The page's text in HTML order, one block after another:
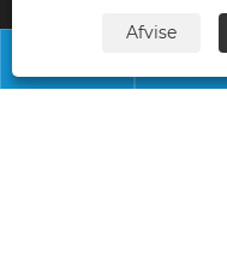
+8618028968963
Afvise